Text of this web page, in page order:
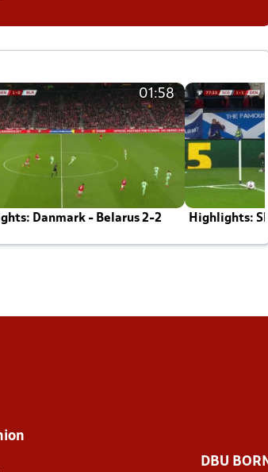
01:58
Danmark - Belarus 2-2 Highlights:
DBU